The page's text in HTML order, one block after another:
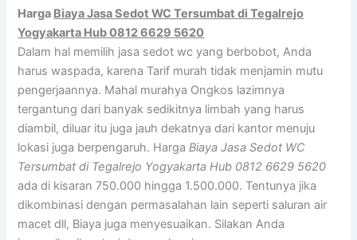
Harga Biaya Jasa Sedot WC Tersumbat di Tegalrejo
Yogyakarta Hub 0812 6629 5620
Dalam hal memilih jasa sedot wc yang berbobot, Anda
harus waspada, karena Tarif murah tidak menjamin mutu
pengerjaannya. Mahal murahya Ongkos lazimnya
tergantung dari banyak sedikitnya limbah yang harus
diambil, diluar itu juga jauh dekatnya dari kantor menuju
lokasi juga berpengaruh. HargaBiaya Jasa Sedot WC
Tersumbat di Tegalrejo Yogyakarta Hub 0812 6629 5620
ada di kisaran 750.000 hingga 1.500.000. Tentunya jika
dikombinasi dengan permasalahan lain seperti saluran air
macet dll, Biaya juga menyesuaikan. Silakan Anda